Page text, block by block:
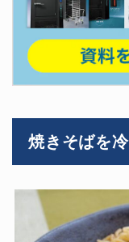
焼きそばを